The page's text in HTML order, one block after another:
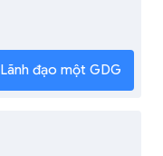
Lãnh đạo một GDG